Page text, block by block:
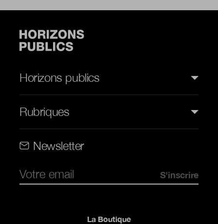
Horizons publics
Rubriques
Newsletter
La Boutique